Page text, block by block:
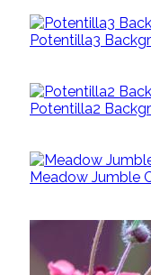
Potentilla3
Potentilla2
Meadow Jumble